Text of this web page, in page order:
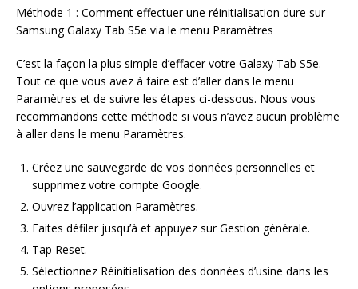
Méthode 1 : Comment effectuer une réinitialisation dure sur
Samsung Galaxy Tab S5e via le menu Paramètres
C’est la façon la plus simple d’effacer votre Galaxy Tab S5e.
Tout ce que vous avez à faire est d’aller dans le menu
Paramètres et de suivre les étapes ci-dessous. Nous vous
recommandons cette méthode si vous n’avez aucun problème
à aller dans le menu Paramètres.
Créez une sauvegarde de vos données personnelles et
supprimez votre compte Google.
Ouvrez l’application Paramètres.
Faites défiler jusqu’à et appuyez sur Gestion générale.
Tap Reset.
Sélectionnez Réinitialisation des données d’usine dans les